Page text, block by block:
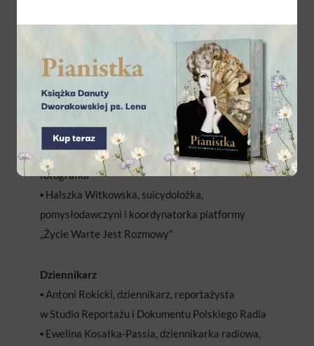
▪️ Marcin Gortat sportowiec, działacz społeczny,
założyciel Fundacja Marcina Gortata MG13
▪️ Krzysztof Łukaszewicz, polski reżyser filmowy
▪️ Marta Wojtal, działaczka społeczna, inicjatorka
akcji charytatywnych oraz wybitna polska
fotografka
▪️ Halszka Witkowska, suicydolożka,
pomysłodawczyni i koordynatorka platformy
„Życie Warte Jest Rozmowy”
Dziennikarz
▪️ Antoni Rokicki, dziennikarz, reportażysta
w Studio Reportażu i Dokumentu Polskiego Radia
▪️ Ewelina Kosałka-Passia, dziennikarka radiowa,